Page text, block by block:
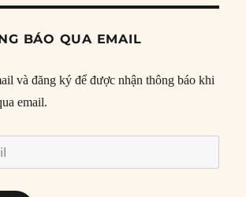
BÁO QUA EMAIL
và đăng ký để được nhận thông báo khi
email.